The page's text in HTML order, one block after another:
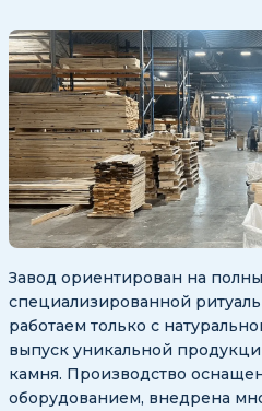
Завод ориентирован на
специализированной
работаем только с
выпуск уникальной
камня. Производство
оборудованием, внедрена